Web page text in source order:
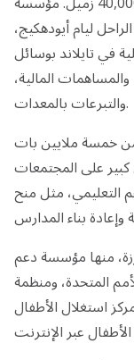
يد الرئيس الراحل ليام أيودهكيج،
في تايلاند بوسائل
المالية،
والتبرعات بالمعدات.
خمسة ملايين بات
كبير على المجتمعات
التعليمي، مثل منح
منها مؤسسة دعم
المتحدة، ومنظمة
استغلال الأطفال